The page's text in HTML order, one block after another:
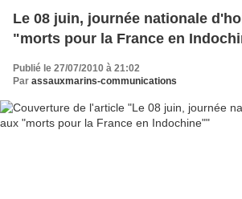
Le 08 juin, journée nationale
"morts pour la France en
Publié le 27/07/2010 à 21:02
Par assauxmarins-communications